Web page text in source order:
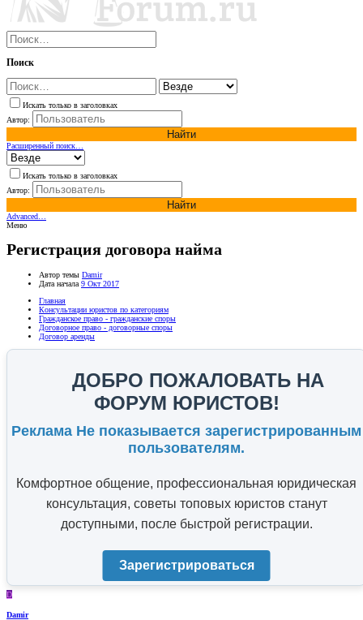
Поиск
Искать только в заголовках
Автор:
Найти
Расширенный поиск…
Искать только в заголовках
Автор:
Найти
Advanced…
Меню
Регистрация договора найма
Автор темы Damir
Дата начала 9 Окт 2017
Главная
Консультации юристов по категориям
Гражданское право - гражданские споры
Договорное право - договорные споры
Договор аренды
ДОБРО ПОЖАЛОВАТЬ НА
ФОРУМ ЮРИСТОВ!
Реклама Не показывается зарегистрированным
пользователям.
Комфортное общение, профессиональная юридическая
консультация, советы топовых юристов станут
доступными, после быстрой регистрации.
Зарегистрироваться
D
Damir